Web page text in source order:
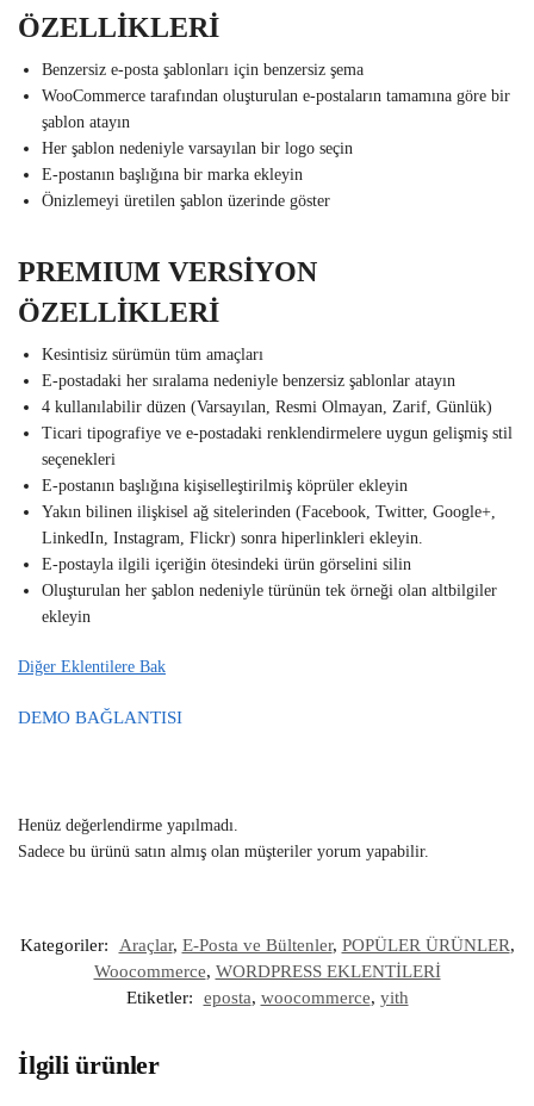
ÖZELLİKLERİ
Benzersiz e-posta şablonları için benzersiz şema
WooCommerce tarafından oluşturulan e-postaların tamamına göre bir
şablon atayın
Her şablon nedeniyle varsayılan bir logo seçin
E-postanın başlığına bir marka ekleyin
Önizlemeyi üretilen şablon üzerinde göster
PREMIUM VERSİYON
ÖZELLİKLERİ
Kesintisiz sürümün tüm amaçları
E-postadaki her sıralama nedeniyle benzersiz şablonlar atayın
4 kullanılabilir düzen (Varsayılan, Resmi Olmayan, Zarif, Günlük)
Ticari tipografiye ve e-postadaki renklendirmelere uygun gelişmiş stil
seçenekleri
E-postanın başlığına kişiselleştirilmiş köprüler ekleyin
Yakın bilinen ilişkisel ağ sitelerinden (Facebook, Twitter, Google+,
LinkedIn, Instagram, Flickr) sonra hiperlinkleri ekleyin.
E-postayla ilgili içeriğin ötesindeki ürün görselini silin
Oluşturulan her şablon nedeniyle türünün tek örneği olan altbilgiler
ekleyin
Diğer Eklentilere Bak
DEMO BAĞLANTISI
Henüz değerlendirme yapılmadı.
Sadece bu ürünü satın almış olan müşteriler yorum yapabilir.
Kategoriler: Araçlar, E-Posta ve Bültenler, POPÜLER ÜRÜNLER,
Woocommerce, WORDPRESS EKLENTİLERİ
Etiketler:
eposta, woocommerce, yith
İlgili ürünler